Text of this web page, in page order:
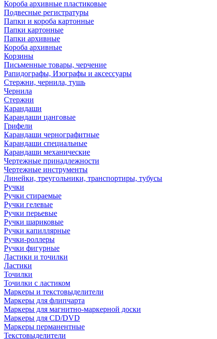
Короба архивные пластиковые
Подвесные регистратуры
Папки и короба картонные
Папки картонные
Папки архивные
Короба архивные
Корзины
Письменные товары, черчение
Рапидографы, Изографы и аксессуары
Стержни, чернила, тушь
Чернила
Стержни
Карандаши
Карандаши цанговые
Грифели
Карандаши чернографитные
Карандаши специальные
Карандаши механические
Чертежные принадлежности
Чертежные инструменты
Линейки, треугольники, транспортиры, тубусы
Ручки
Ручки стираемые
Ручки гелевые
Ручки перьевые
Ручки шариковые
Ручки капиллярные
Ручки-роллеры
Ручки фигурные
Ластики и точилки
Ластики
Точилки
Точилки с ластиком
Маркеры и текстовыделители
Маркеры для флипчарта
Маркеры для магнитно-маркерной доски
Маркеры для CD/DVD
Маркеры перманентные
Текстовыделители